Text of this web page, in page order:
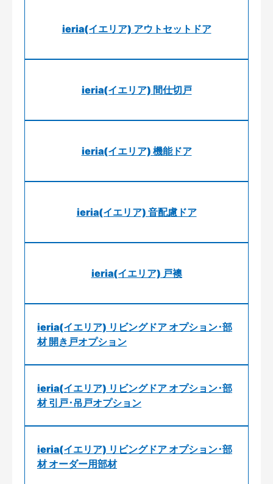
ieria(イエリア) アウトセットドア
ieria(イエリア) 間仕切戸
ieria(イエリア) 機能ドア
ieria(イエリア) 音配慮ドア
ieria(イエリア) 戸襖
ieria(イエリア) リビングドア オプション･部
材 開き戸オプション
ieria(イエリア) リビングドア オプション･部
材 引戸･吊戸オプション
ieria(イエリア) リビングドア オプション･部
材 オーダー用部材